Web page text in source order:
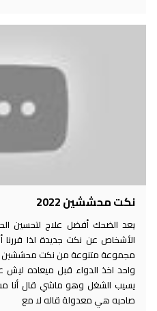
نكت محششين 2022
يعد الضحك أفضل علاج لتحسين
الأشخاص عن نكت جديدة لذا
مجموعة متنوعة من نكت
واحد اخذ الدواء قبل ميعاده ليش
يسيب الشغل وهو ماشي قال أنا
صاحبه هي معدولة قاله لا مع